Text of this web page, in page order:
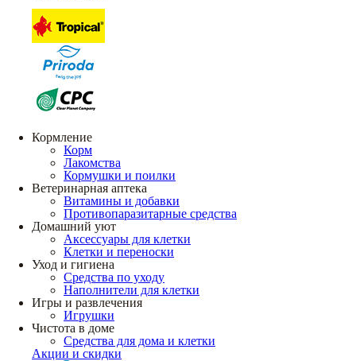
Кормление
Корм
Лакомства
Кормушки и поилки
Ветеринарная аптека
Витамины и добавки
Противопаразитарные средства
Домашний уют
Аксессуары для клетки
Клетки и переноски
Уход и гигиена
Средства по уходу
Наполнители для клетки
Игры и развлечения
Игрушки
Чистота в доме
Средства для дома и клетки
Акции и скидки